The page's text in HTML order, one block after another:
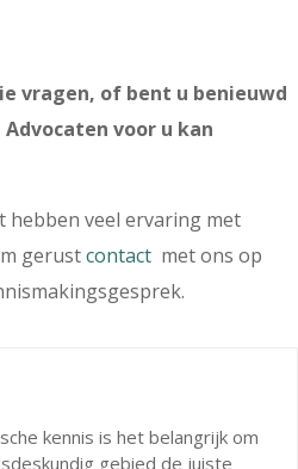
vragen, of bent u benieuwd
voor u kan
hebben veel ervaring met
gerustcontact met ons op
kennis is het belangrijk om
gebied de juiste